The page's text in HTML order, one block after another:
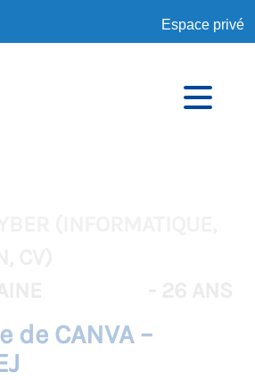
Espace privé
de CANVA –